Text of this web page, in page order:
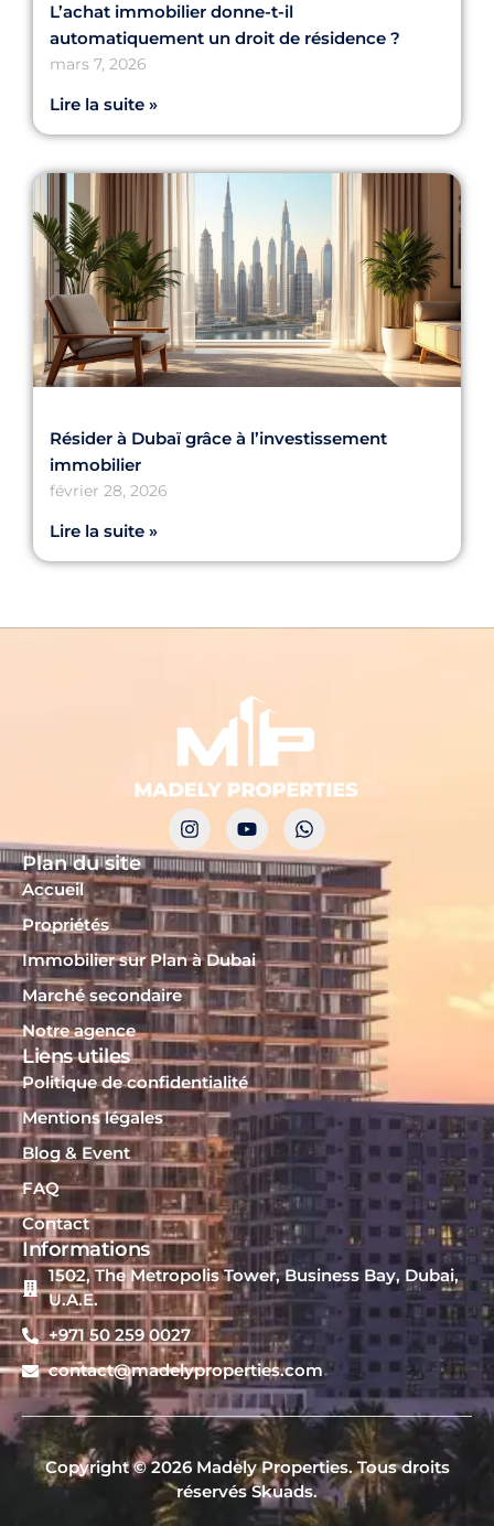
L’achat immobilier donne-t-il
automatiquement un droit de résidence ?
mars 7, 2026
Lire la suite »
Résider à Dubaï grâce à l’investissement
immobilier
février 28, 2026
Lire la suite »
Plan du site
Accueil
Propriétés
Immobilier sur Plan à Dubai
Marché secondaire
Notre agence
Liens utiles
Politique de confidentialité
Mentions légales
Blog & Event
FAQ
Contact
Informations
1502, The Metropolis Tower, Business Bay, Dubai,
U.A.E.
+971 50 259 0027
contact@madelyproperties.com
Copyright © 2026 Madely Properties. Tous droits
réservés Skuads.